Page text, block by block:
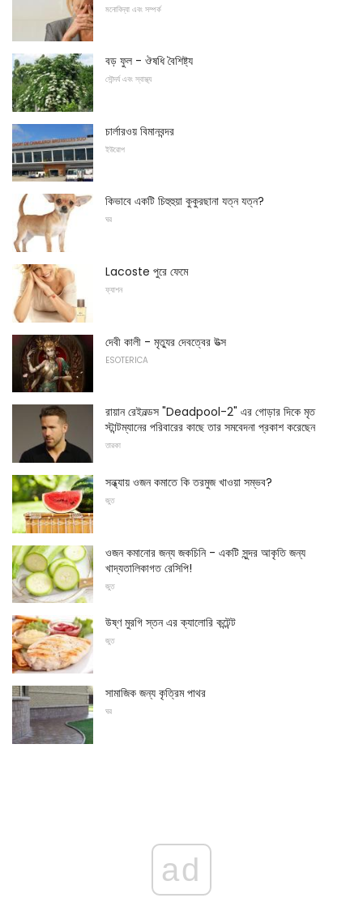
মনোবিদ্যা এবং সম্পর্ক
বড় ফুল - ঔষধি বৈশিষ্ট্য
সৌন্দর্য এবং স্বাস্থ্য
চার্লারওয় বিমানবন্দর
ইউরোপ
কিভাবে একটি চিহুহুয়া কুকুরছানা যত্ন যত্ন?
ঘর
Lacoste পুরে ফেমে
ফ্যাশন
দেবী কালী - মৃত্যুর দেবত্বের উত্স
ESOTERICA
রায়ান রেইনল্ডস "Deadpool-2" এর গোড়ার দিকে মৃত
স্টান্টম্যানের পরিবারের কাছে তার সমবেদনা প্রকাশ করেছেন
তারকা
সন্ধ্যায় ওজন কমাতে কি তরমুজ খাওয়া সম্ভব?
জুত
ওজন কমানোর জন্য জকচিনি - একটি সুন্দর আকৃতি জন্য
খাদ্যতালিকাগত রেসিপি!
জুত
উষ্ণ মুরগি স্তন এর ক্যালোরি কন্টেন্ট
জুত
সামাজিক জন্য কৃত্রিম পাথর
ঘর
ad